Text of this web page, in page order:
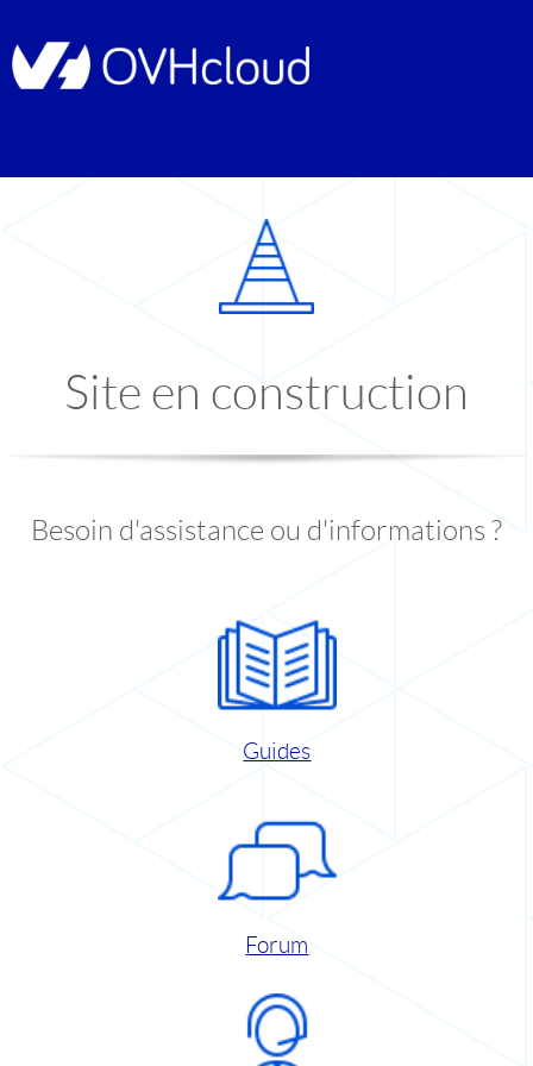
Site en construction
Besoin d'assistance ou d'informations ?
Guides
Forum